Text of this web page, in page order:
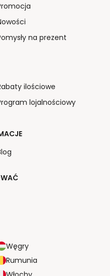
Węgry
Rumunia
na prezent
ilościowe
lojalnościowy